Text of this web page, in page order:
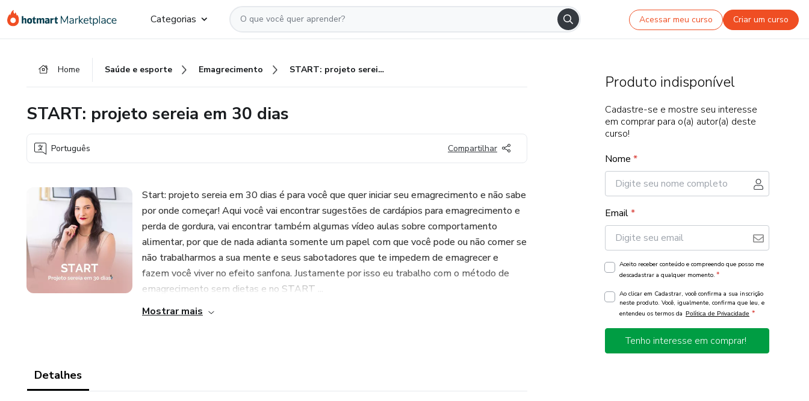
para
para
para
Categorias Acessar meu curso Criar um curso
Home Saúde e esporte Emagrecimento START: projeto sereia em 30 dias
START: projeto sereia em 30 dias
Português Compartilhar
Start: projeto sereia em 30 dias é para você que quer iniciar seu emagrecimento e não sabe
por onde começar! Aqui você vai encontrar sugestões de cardápios para emagrecimento e
perda de gordura, vai encontrar também algumas vídeo aulas sobre comportamento
alimentar, por que de nada adianta somente um papel com que você pode ou não comer se
não trabalharmos a sua mente e seus sabotadores que te impedem de emagrecer e
fazem você viver no efeito sanfona. Justamente por isso eu trabalho com o método de
emagrecimento sem dietas e no START ...
Mostrar mais
Detalhes
Produto indisponível
Cadastre-se e mostre seu interesse
em comprar para o(a) autor(a) deste
curso!
Nome *
Email*
Aceito receber conteúdo e compreendo que posso me
descadastrar a qualquer momento. *
Ao clicar em Cadastrar, você confirma a sua inscrição
neste produto. Você, igualmente, confirma que leu, e
entendeu os termos da Política de Privacidade *
Tenho interesse em comprar!